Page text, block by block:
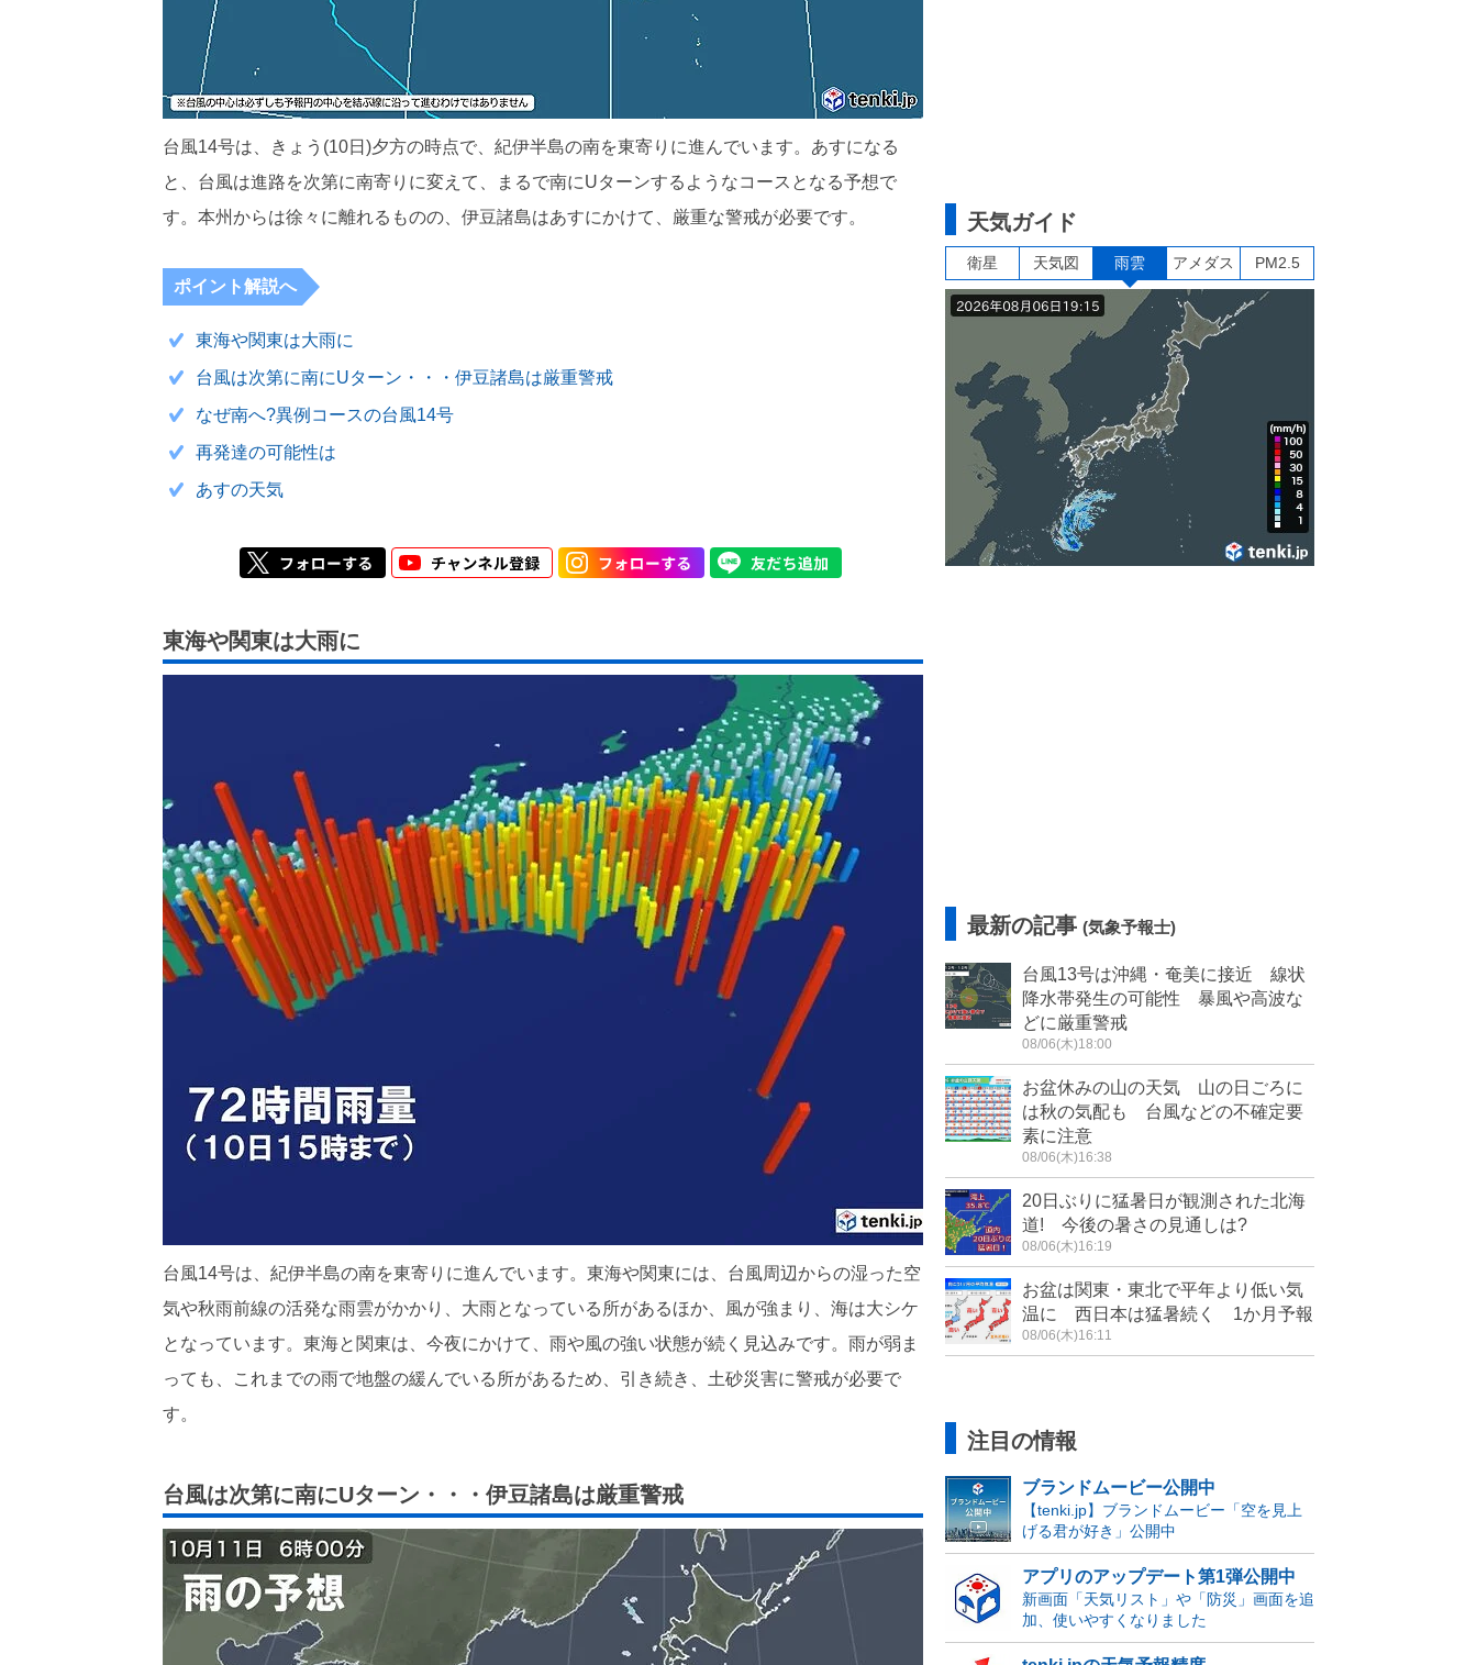
台風14号は、きょう(10日)夕方の時点で、紀伊半島の南を東寄りに進んでいます。あすになる
と、台風は進路を次第に南寄りに変えて、まるで南にUターンするようなコースとなる予想で
す。本州からは徐々に離れるものの、伊豆諸島はあすにかけて、厳重な警戒が必要です。
ポイント解説へ
東海や関東は大雨に
台風は次第に南にUターン・・・伊豆諸島は厳重警戒
なぜ南へ?異例コースの台風14号
再発達の可能性は
あすの天気
東海や関東は大雨に
台風14号は、紀伊半島の南を東寄りに進んでいます。東海や関東には、台風周辺からの湿った空
気や秋雨前線の活発な雨雲がかかり、大雨となっている所があるほか、風が強まり、海は大シケ
となっています。東海と関東は、今夜にかけて、雨や風の強い状態が続く見込みです。雨が弱ま
っても、これまでの雨で地盤の緩んでいる所があるため、引き続き、土砂災害に警戒が必要で
す。
台風は次第に南にUターン・・・伊豆諸島は厳重警戒
天気ガイド
衛星 天気図 雨雲 アメダス PM2.5
最新の記事 (気象予報士)
台風13号は沖縄・奄美に接近 線状
降水帯発生の可能性 暴風や高波な
どに厳重警戒
08/06(木)18:00
お盆休みの山の天気 山の日ごろに
は秋の気配も 台風などの不確定要
素に注意
08/06(木)16:38
20日ぶりに猛暑日が観測された北海
道! 今後の暑さの見通しは?
08/06(木)16:19
お盆は関東・東北で平年より低い気
温に 西日本は猛暑続く 1か月予報
08/06(木)16:11
注目の情報
ブランドムービー公開中
【tenki.jp】ブランドムービー「空を見上
げる君が好き」公開中
アプリのアップデート第1弾公開中
新画面「天気リスト」や「防災」画面を追
加、使いやすくなりました